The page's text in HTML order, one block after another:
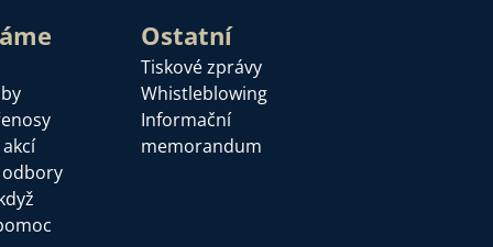
Ostatní
Tiskové zprávy
Whistleblowing
Informační
memorandum